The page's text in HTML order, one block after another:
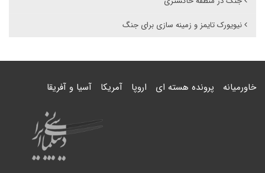
نیویورک تایمز و زمینه سازی برای جنگ
خاورمیانه پرونده هسته ای اروپا آمریکا آسیا و آفریقا